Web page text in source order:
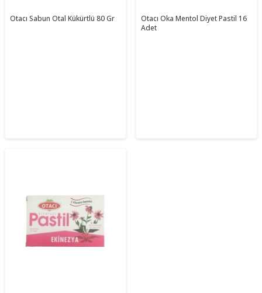
Otacı Sabun Otal Kükürtlü 80 Gr
Otacı Oka Mentol Diyet Pastil 16
Adet